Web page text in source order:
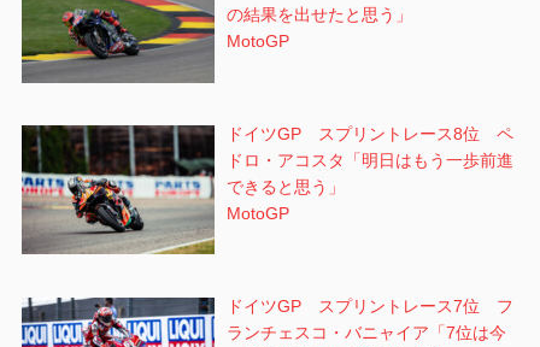
の結果を出せたと思う」
MotoGP
ドイツGP スプリントレース8位 ペ
ドロ・アコスタ「明日はもう一歩前進
できると思う」
MotoGP
ドイツGP スプリントレース7位 フ
ランチェスコ・バニャイア「7位は今